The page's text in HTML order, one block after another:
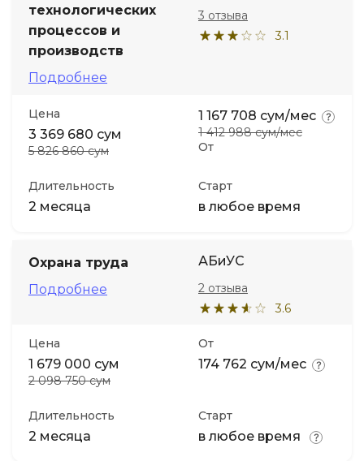
технологических
процессов и
производств
Подробнее
3.1
3 отзыва
Цена
3 369 680 сум
5 826 860 сум От
1 167 708 сум/мес
1 412 988 сум/мес
Длительность
2 месяца
Старт
в любое время
Охрана труда
Подробнее
АБиУС
3.6
2 отзыва
Цена
1 679 000 сум
2 098 750 сум
От
174 762 сум/мес
Длительность
2 месяца
Старт
в любое время